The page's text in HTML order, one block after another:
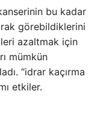
bu kadar
görebildiklerini
azaltmak için
mümkün
“idrar kaçırma
etkiler.